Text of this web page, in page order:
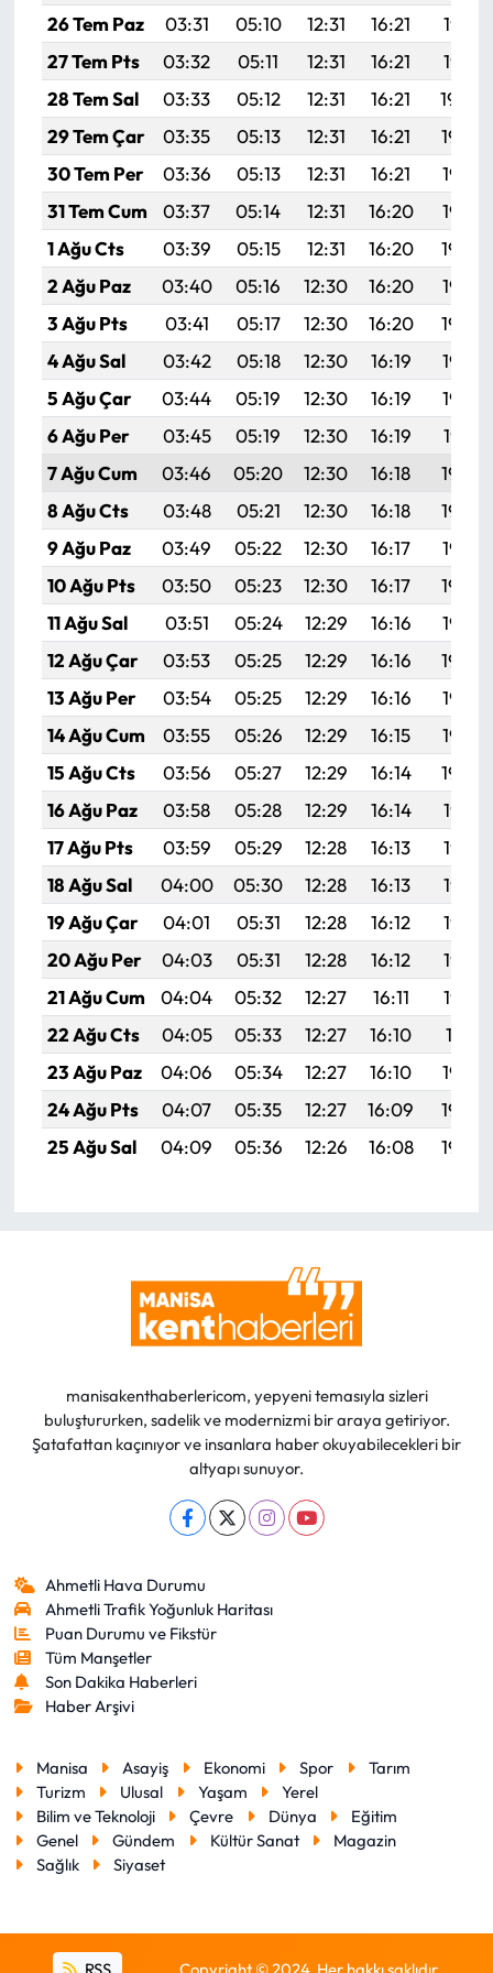
26 Tem Paz
03:31 05:10 12:31 16:21
19:41
27 Tem Pts
03:32 05:11 12:31 16:21
19:41
28 Tem Sal
03:33 05:12 12:31 16:21
19:40
29 Tem Çar
03:35 05:13 12:31 16:21
19:39
30 Tem Per
03:36 05:13 12:31 16:21
19:38
31 Tem Cum
03:37 05:14 12:31 16:20
19:37
1 Ağu Cts
03:39 05:15 12:31 16:20
19:36
2 Ağu Paz
03:40 05:16 12:30 16:20
19:35
3 Ağu Pts
03:41 05:17 12:30 16:20
19:34
4 Ağu Sal
03:42 05:18 12:30 16:19
19:33
5 Ağu Çar
03:44 05:19 12:30 16:19
19:32
6 Ağu Per
03:45 05:19 12:30 16:19
19:31
7 Ağu Cum
03:46 05:20 12:30 16:18
19:30
8 Ağu Cts
03:48 05:21 12:30 16:18
19:29
9 Ağu Paz
03:49 05:22 12:30 16:17
19:28
10 Ağu Pts
03:50 05:23 12:30 16:17
19:26
11 Ağu Sal
03:51 05:24 12:29 16:16
19:25
12 Ağu Çar
03:53 05:25 12:29 16:16
19:24
13 Ağu Per
03:54 05:25 12:29 16:16
19:23
14 Ağu Cum
03:55 05:26 12:29 16:15
19:22
15 Ağu Cts
03:56 05:27 12:29 16:14
19:20
16 Ağu Paz
03:58 05:28 12:29 16:14
19:19
17 Ağu Pts
03:59 05:29 12:28 16:13
19:18
18 Ağu Sal
04:00 05:30 12:28 16:13
19:17
19 Ağu Çar
04:01 05:31 12:28 16:12
19:15
20 Ağu Per
04:03 05:31 12:28 16:12
19:14
21 Ağu Cum
04:04 05:32 12:27 16:11
19:13
22 Ağu Cts
04:05 05:33 12:27 16:10
19:11
23 Ağu Paz
04:06 05:34 12:27 16:10
19:10
24 Ağu Pts
04:07 05:35 12:27 16:09
19:08
25 Ağu Sal
04:09 05:36 12:26 16:08 19:07
manisakenthaberlericom, yepyeni temasıyla sizleri
buluştururken, sadelik ve modernizmi bir araya getiriyor.
Şatafattan kaçınıyor ve insanlara haber okuyabilecekleri bir
altyapı sunuyor.
Ahmetli Hava Durumu
Ahmetli Trafik Yoğunluk Haritası
Puan Durumu ve Fikstür
Tüm Manşetler
Son Dakika Haberleri
Haber Arşivi
Manisa Asayiş Ekonomi Spor
Tarım
Turizm
Ulusal Yaşam
Yerel
Bilim ve Teknoloji
Çevre Dünya
Eğitim
Genel
Gündem Kültür Sanat
Magazin
Sağlık
Siyaset